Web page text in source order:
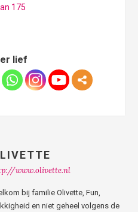
175
lief
www.olivette.nl
bij familie Olivette, Fun,
en niet geheel volgens de